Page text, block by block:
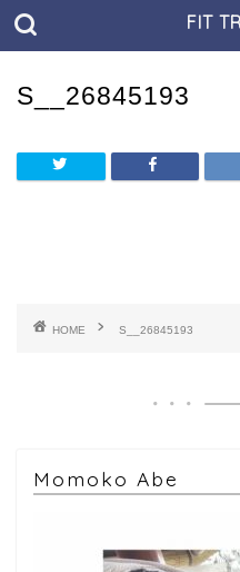
FIT
S__26845193
HOME S__26845193
Momoko Abe